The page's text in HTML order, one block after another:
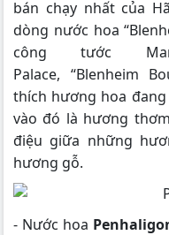
bán chạy nhất của
dòng nước hoa
công tước
Palace, “Blenheim
thích hương hoa
vào đó là hương
điệu giữa những
hương gỗ.
- Nước hoa